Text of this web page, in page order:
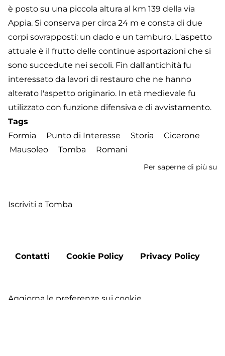
è posto su una piccola altura al km 139 della via
Appia. Si conserva per circa 24 m e consta di due
corpi sovrapposti: un dado e un tamburo. L'aspetto
attuale è il frutto delle continue asportazioni che si
sono succedute nei secoli. Fin dall'antichità fu
interessato da lavori di restauro che ne hanno
alterato l'aspetto originario. In età medievale fu
utilizzato con funzione difensiva e di avvistamento.
Tags
Formia
Punto di Interesse Storia
Cicerone
Mausoleo
Tomba Romani
Per saperne di più su
Iscriviti a Tomba
Footer
Contatti Cookie Policy Privacy Policy
Aggiorna le preferenze sui cookie